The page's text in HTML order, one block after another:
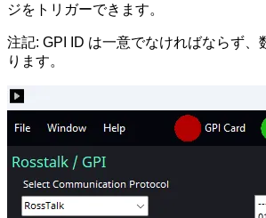
ジをトリガーできます。
注記: GPI ID は一意でなければならず、
ります。